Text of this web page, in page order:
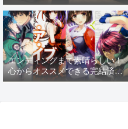
メなデバイス【2026年更新】
エンディングまで素晴らしい！
心からオススメできる完結済み
ラノベ